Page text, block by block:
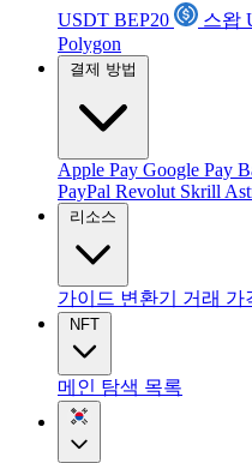
USDT BEP20
스왑
Polygon
결제 방법
Apple Pay Google Pay
PayPal Revolut Skrill
리소스
가이드 변환기 거래 가
NFT
메인 탐색 목록